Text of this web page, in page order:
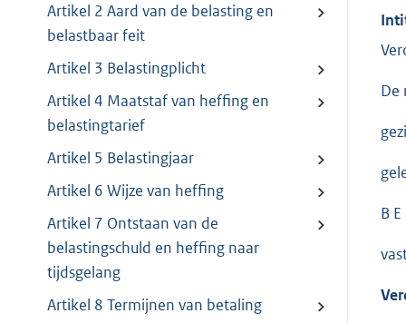
Artikel 2 Aard van de belasting en
belastbaar feit
Artikel 3 Belastingplicht
Artikel 4 Maatstaf van heffing en
belastingtarief
Artikel 5 Belastingjaar
Artikel 6 Wijze van heffing
Artikel 7 Ontstaan van de
belastingschuld en heffing naar
tijdsgelang
Artikel 8 Termijnen van betaling
De
B